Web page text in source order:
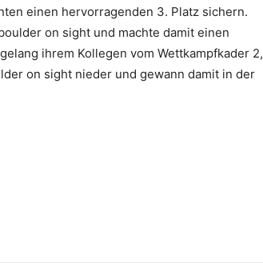
einen hervorragenden 3. Platz sichern.
on sight und machte damit einen
ihrem Kollegen vom Wettkampfkader 2,
on sight nieder und gewann damit in der